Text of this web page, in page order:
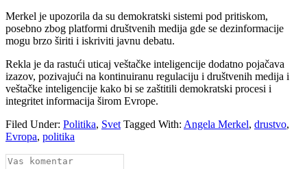
Merkel je upozorila da su demokratski sistemi pod pritiskom,
posebno zbog platformi društvenih medija gde se dezinformacije
mogu brzo širiti i iskriviti javnu debatu.
Rekla je da rastući uticaj veštačke inteligencije dodatno pojačava
izazov, pozivajući na kontinuiranu regulaciju i društvenih medija i
veštačke inteligencije kako bi se zaštitili demokratski procesi i
integritet informacija širom Evrope.
Filed Under: Politika, Svet Tagged With: Angela Merkel, drustvo,
Evropa, politika